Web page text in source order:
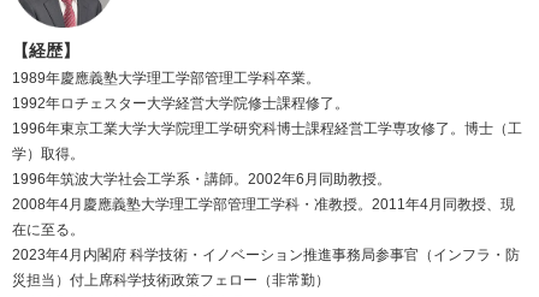
【経歴】
1989年慶應義塾大学理工学部管理工学科卒業。
1992年ロチェスター大学経営大学院修士課程修了。
1996年東京工業大学大学院理工学研究科博士課程経営工学専攻修了。博士（工
学）取得。
1996年筑波大学社会工学系・講師。2002年6月同助教授。
2008年4月慶應義塾大学理工学部管理工学科・准教授。2011年4月同教授、現
在に至る。
2023年4月内閣府 科学技術・イノベーション推進事務局参事官（インフラ・防
災担当）付上席科学技術政策フェロー（非常勤）